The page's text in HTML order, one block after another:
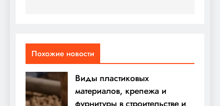
Похожие новости
Виды пластиковых
материалов, крепежа и